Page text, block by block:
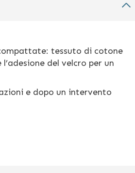
tessuto di cotone
del velcro per un
e dopo un intervento